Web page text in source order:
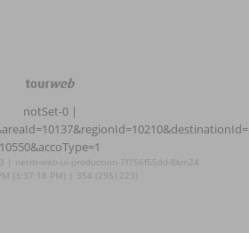
TourWeb
©
NetMatch
notSet-0 |
10550&accoType=1
| netm-web-ui-production-7f756f55dd-8km24
(3:37:18 PM) | 354 (295|223)